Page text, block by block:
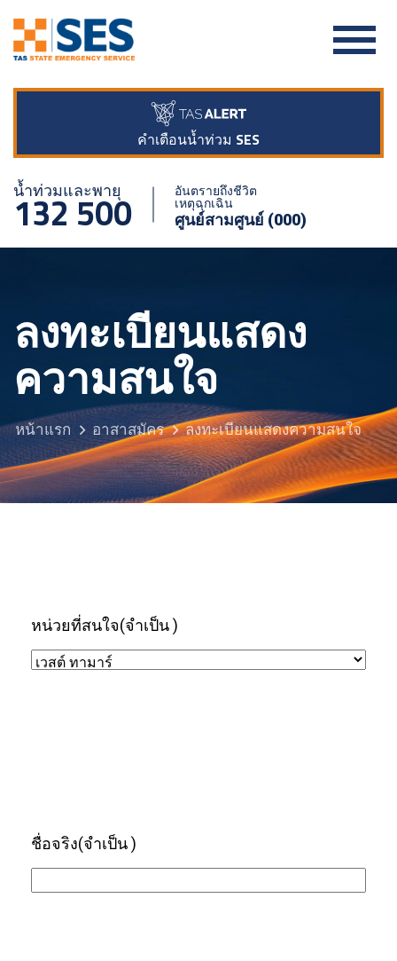
คำเตือนน้ำท่วม SES
น้ำท่วมและพายุ
132 500
อันตรายถึงชีวิต
เหตุฉุกเฉิน
ศูนย์สามศูนย์ (000)
ลงทะเบียนแสดง
ความสนใจ
หน้าแรก อาสาสมัคร ลงทะเบียนแสดงความสนใจ
หน่วยที่สนใจ(จำเป็น )
ชื่อจริง(จำเป็น )